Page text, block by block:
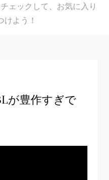
ェックして、お気に入り
けよう！
が豊作すぎで